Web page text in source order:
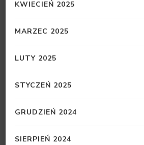
KWIECIEŃ 2025
MARZEC 2025
LUTY 2025
STYCZEŃ 2025
GRUDZIEŃ 2024
SIERPIEŃ 2024